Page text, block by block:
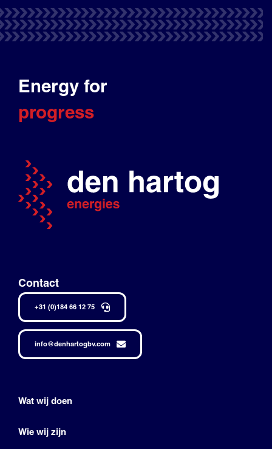
Energy for
progress
Contact
+31 (0)184 66 12 75
info@denhartogbv.com
Wat wij doen
Wie wij zijn